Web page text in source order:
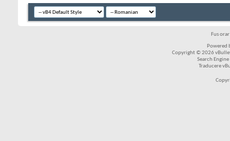
Fus
Powered
Copyright © 2026
Search
Traducere